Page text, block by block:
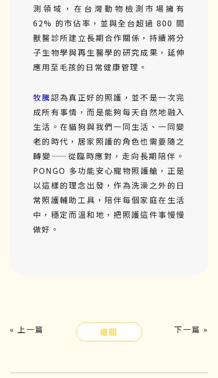
測領域，在台灣動物檢測市場擁有
62% 的市佔率，並與全台超過 800 間
獸醫診所建立長期合作關係，持續將分
子生物學與再生醫學的研究成果，延伸
應用至毛孩的日常健康管理。
牧騰認為真正好的照護，並不是一次完
成所有事情，而是能夠每天自然地融入
生活。在貓狗與我們一同生活、一同變
老的時代，居家照護的角色也需要隨之
轉變——從臨時應對，走向長期陪伴。
PONGO 多功能安心寵物照護艙，正是
以這樣的理念出發，作為洗澡之外的日
常照護輔助工具，陪伴每個家庭在生活
中，穩定而溫和地，把照護這件事慢慢
做好。
« 上一篇 返回 下一篇 »